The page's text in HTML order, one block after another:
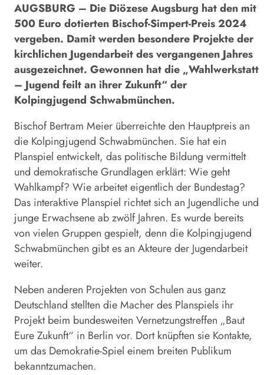
AUGSBURG – Die Diözese Augsburg hat den mit
500 Euro dotierten Bischof-Simpert-Preis 2024
vergeben. Damit werden besondere Projekte der
kirchlichen Jugendarbeit des vergangenen Jahres
ausgezeichnet. Gewonnen hat die „Wahlwerkstatt
– Jugend feilt an ihrer Zukunft“ der
Kolpingjugend Schwabmünchen.
Bischof Bertram Meier überreichte den Hauptpreis an
die Kolpingjugend Schwabmünchen. Sie hat ein
Planspiel entwickelt, das politische Bildung vermittelt
und demokratische Grundlagen erklärt: Wie geht
Wahlkampf? Wie arbeitet eigentlich der Bundestag?
Das interaktive Planspiel richtet sich an Jugendliche und
junge Erwachsene ab zwölf Jahren. Es wurde bereits
von vielen Gruppen gespielt, denn die Kolpingjugend
Schwabmünchen gibt es an Akteure der Jugendarbeit
weiter.
Neben anderen Projekten von Schulen aus ganz
Deutschland stellten die Macher des Planspiels ihr
Projekt beim bundesweiten Vernetzungstreffen „Baut
Eure Zukunft“ in Berlin vor. Dort knüpften sie Kontakte,
um das Demokratie-Spiel einem breiten Publikum
bekanntzumachen.